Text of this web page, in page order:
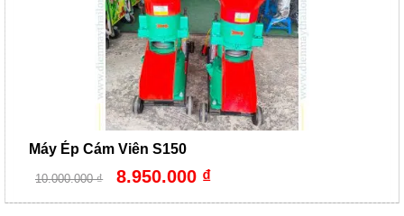
Máy Ép Cám Viên S150
10.000.000₫
Giá
gốc
10.000.000 ₫.
8.950.000 ₫Giá
hiện
là: